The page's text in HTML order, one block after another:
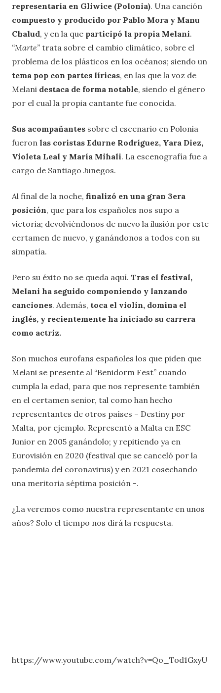
representaría en Gliwice (Polonia). Una canción
compuesto y producido por Pablo Mora y Manu
Chalud, y en la que participó la propia Melani.
“Marte” trata sobre el cambio climático, sobre el
problema de los plásticos en los océanos; siendo un
tema pop con partes líricas, en las que la voz de
Melani destaca de forma notable, siendo el género
por el cual la propia cantante fue conocida.
Sus acompañantes sobre el escenario en Polonia
fueron las coristas Edurne Rodríguez, Yara Diez,
Violeta Leal y María Mihali. La escenografía fue a
cargo de Santiago Junegos.
Al final de la noche, finalizó en una gran 3era
posición, que para los españoles nos supo a
victoria; devolviéndonos de nuevo la ilusión por este
certamen de nuevo, y ganándonos a todos con su
simpatía.
Pero su éxito no se queda aquí. Tras el festival,
Melani ha seguido componiendo y lanzando
canciones. Además, toca el violín, domina el
inglés, y recientemente ha iniciado su carrera
como actriz.
Son muchos eurofans españoles los que piden que
Melani se presente al “Benidorm Fest” cuando
cumpla la edad, para que nos represente también
en el certamen senior, tal como han hecho
representantes de otros países – Destiny por
Malta, por ejemplo. Representó a Malta en ESC
Junior en 2005 ganándolo; y repitiendo ya en
Eurovisión en 2020 (festival que se canceló por la
pandemia del coronavirus) y en 2021 cosechando
una meritoria séptima posición -.
¿La veremos como nuestra representante en unos
años? Solo el tiempo nos dirá la respuesta.
https://www.youtube.com/watch?v=Qo_Tod1GxyU